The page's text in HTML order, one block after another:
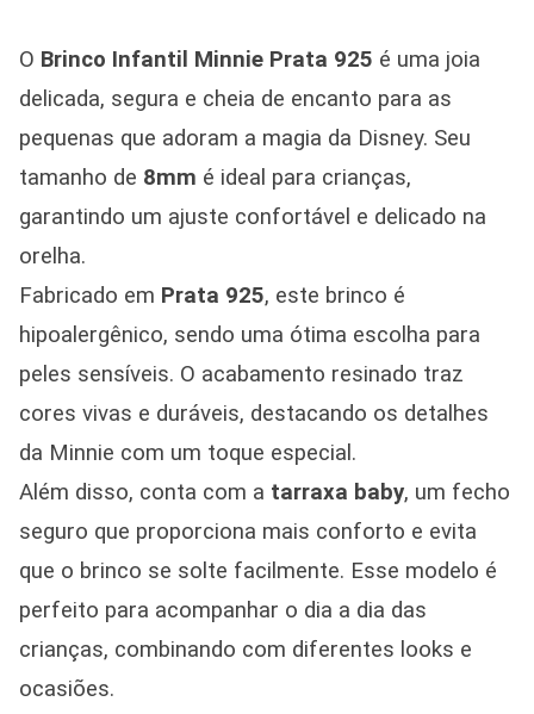
O Brinco Infantil Minnie Prata 925 é uma joia
delicada, segura e cheia de encanto para as
pequenas que adoram a magia da Disney. Seu
tamanho de 8mm é ideal para crianças,
garantindo um ajuste confortável e delicado na
orelha.
Fabricado em Prata 925, este brinco é
hipoalergênico, sendo uma ótima escolha para
peles sensíveis. O acabamento resinado traz
cores vivas e duráveis, destacando os detalhes
da Minnie com um toque especial.
Além disso, conta com a tarraxa baby, um fecho
seguro que proporciona mais conforto e evita
que o brinco se solte facilmente. Esse modelo é
perfeito para acompanhar o dia a dia das
crianças, combinando com diferentes looks e
ocasiões.